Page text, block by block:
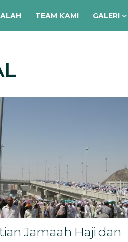
TEAM KAMI GALERI
Jamaah Haji dan